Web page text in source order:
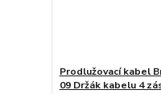
Prodlužovací kabel
09 Držák kabelu 4